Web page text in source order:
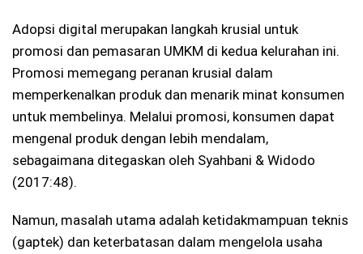
Adopsi digital merupakan langkah krusial untuk
promosi dan pemasaran UMKM di kedua kelurahan ini.
Promosi memegang peranan krusial dalam
memperkenalkan produk dan menarik minat konsumen
untuk membelinya. Melalui promosi, konsumen dapat
mengenal produk dengan lebih mendalam,
sebagaimana ditegaskan oleh Syahbani & Widodo
(2017:48).
Namun, masalah utama adalah ketidakmampuan teknis
(gaptek) dan keterbatasan dalam mengelola usaha